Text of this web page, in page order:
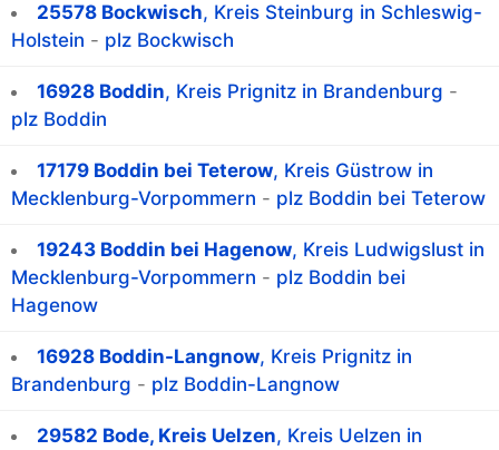
25578 Bockwisch, Kreis Steinburg in Schleswig-
Holstein - plz Bockwisch
16928 Boddin, Kreis Prignitz in Brandenburg -
plz Boddin
17179 Boddin bei Teterow, Kreis Güstrow in
Mecklenburg-Vorpommern - plz Boddin bei Teterow
19243 Boddin bei Hagenow, Kreis Ludwigslust in
Mecklenburg-Vorpommern - plz Boddin bei
Hagenow
16928 Boddin-Langnow, Kreis Prignitz in
Brandenburg - plz Boddin-Langnow
29582 Bode, Kreis Uelzen, Kreis Uelzen in